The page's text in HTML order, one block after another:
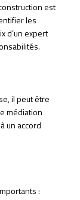
est
les
d’un expert
il peut être
médiation
un accord
: